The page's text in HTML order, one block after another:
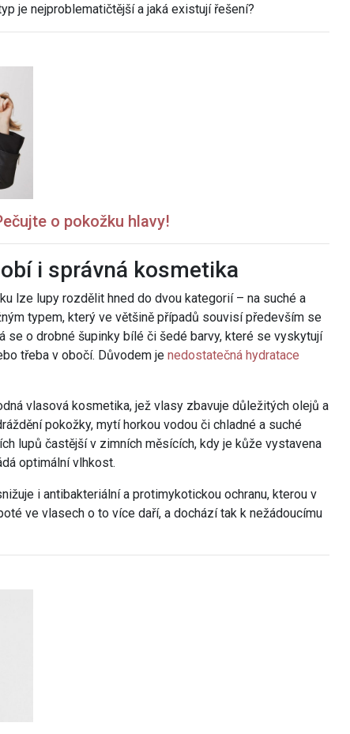
je nejproblematičtější a jaká existují řešení?
o pokožku hlavy!
i správná kosmetika
lze lupy rozdělit hned do dvou kategorií – na suché a
typem, který ve většině případů souvisí především se
se o drobné šupinky bílé či šedé barvy, které se vyskytují
třeba v obočí. Důvodem je nedostatečná hydratace
vlasová kosmetika, jež vlasy zbavuje důležitých olejů a
pokožky, mytí horkou vodou či chladné a suché
lupů častější v zimních měsících, kdy je kůže vystavena
optimální vlhkost.
i antibakteriální a protimykotickou ochranu, kterou v
ve vlasech o to více daří, a dochází tak k nežádoucímu